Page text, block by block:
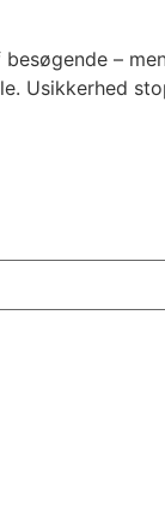
–
Usikkerhed